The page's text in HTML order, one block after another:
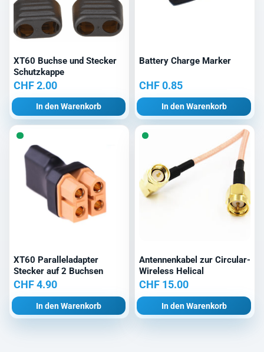
XT60 Buchse und Stecker
Schutzkappe
CHF2.00
In den Warenkorb
Battery Charge Marker
CHF0.85
In den Warenkorb
XT60 Paralleladapter
Stecker auf 2 Buchsen
CHF4.90
In den Warenkorb
Antennenkabel zur Circular-
Wireless Helical
CHF15.00
In den Warenkorb